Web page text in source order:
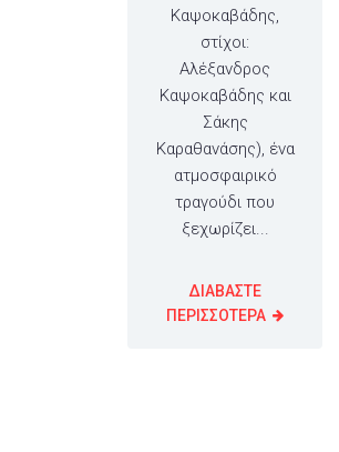
Καψοκαβάδης,
στίχοι:
Αλέξανδρος
Καψοκαβάδης και
Σάκης
Καραθανάσης), ένα
ατμοσφαιρικό
τραγούδι που
ξεχωρίζει...
ΔΙΑΒΑΣΤΕ
ΠΕΡΙΣΣΟΤΕΡΑ